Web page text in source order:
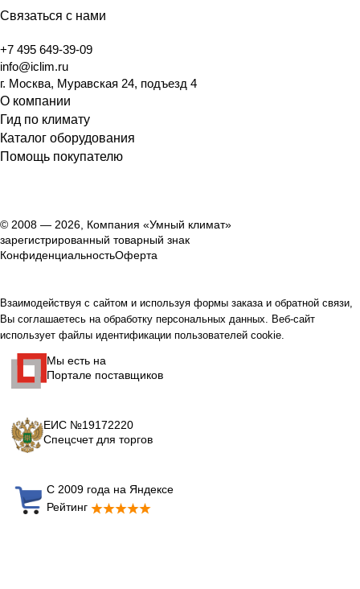
Связаться с нами
+7 495 649-39-09
info@iclim.ru
г. Москва, Муравская 24, подъезд 4
О компании
Гид по климату
Каталог оборудования
Помощь покупателю
© 2008 — 2026, Компания «Умный климат»
зарегистрированный товарный знак
КонфиденциальностьОферта
Взаимодействуя с сайтом и используя формы заказа и обратной связи,
Вы соглашаетесь на обработку персональных данных. Веб-сайт
использует файлы идентификации пользователей cookie.
Мы есть на
Портале поставщиков
ЕИС №19172220
Спецсчет для торгов
С 2009 года на Яндексе
Рейтинг